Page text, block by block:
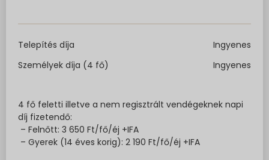
Telepítés díja
Ingyenes
Személyek díja (4 fő)
Ingyenes
4 fő feletti illetve a nem regisztrált vendégeknek napi
díj fizetendő:
– Felnőtt: 3 650 Ft/fő/éj +IFA
– Gyerek (14 éves korig): 2 190 Ft/fő/éj +IFA